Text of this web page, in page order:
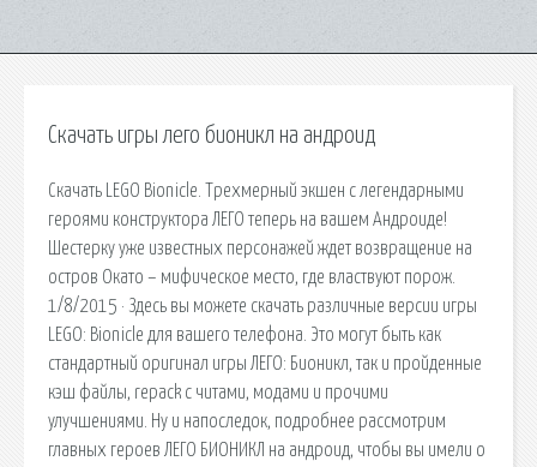
Скачать игры лего бионикл на андроид
Скачать LEGO Bionicle. Трехмерный экшен с легендарными
героями конструктора ЛЕГО теперь на вашем Андроиде!
Шестерку уже известных персонажей ждет возвращение на
остров Окато – мифическое место, где властвуют порож.
1/8/2015 · Здесь вы можете скачать различные версии игры
LEGO: Bionicle для вашего телефона. Это могут быть как
стандартный оригинал игры ЛЕГО: Бионикл, так и пройденные
кэш файлы, repack с читами, модами и прочими
улучшениями. Ну и напоследок, подробнее рассмотрим
главных героев ЛЕГО БИОНИКЛ на андроид, чтобы вы имели о